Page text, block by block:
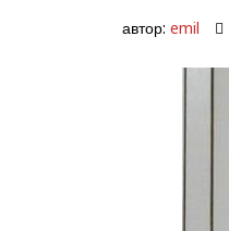
автор: emil